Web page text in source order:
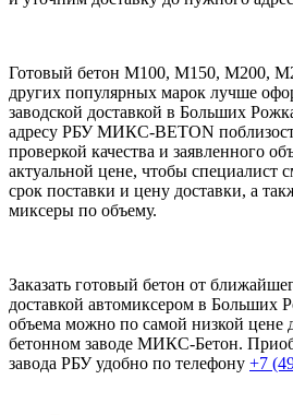
Готовый бетон М100, М150, М200,
других популярных марок лучше
заводской доставкой в Больших
адресу РБУ МИКС-BETON
проверкой качества и заявленного
актуальной цене, чтобы специалист
срок поставки и цену доставки, а
миксеры по объему.
Заказать готовый бетон от
доставкой автомиксером в Больших
объема можно по самой низкой цене
бетонном заводе МИКС-Бетон.
завода РБУ удобно по телефону +7